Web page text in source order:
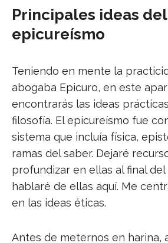
Principales ideas del
epicureísmo
Teniendo en mente la
abogaba Epicuro, en este
encontrarás las ideas
filosofía. El epicureísmo fue
sistema que incluía física,
ramas del saber. Dejaré
profundizar en ellas al final
hablaré de ellas aquí. Me
en las ideas éticas.
Antes de meternos en harina,